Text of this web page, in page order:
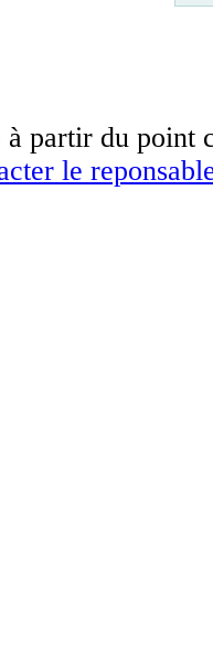
partir du point
le